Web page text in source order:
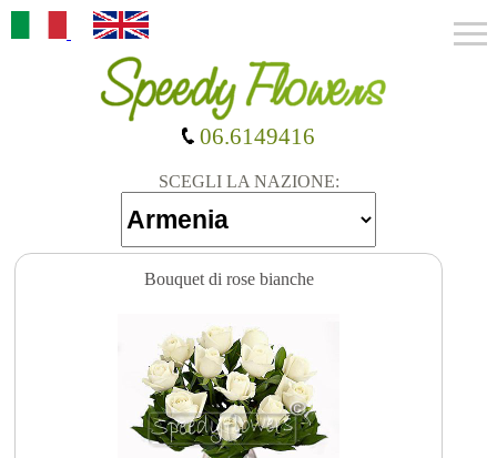
SCEGLI LA NAZIONE:
06.6149416
Bouquet di rose bianche